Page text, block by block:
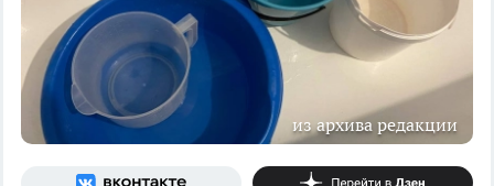
из архива редакции